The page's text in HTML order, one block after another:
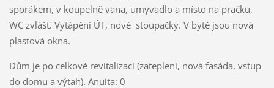
sporákem, v koupelně vana, umyvadlo a místo na pračku,
WC zvlášť. Vytápění ÚT, nové stoupačky. V bytě jsou nová
plastová okna.
Dům je po celkové revitalizaci (zateplení, nová fasáda, vstup
do domu a výtah). Anuita: 0